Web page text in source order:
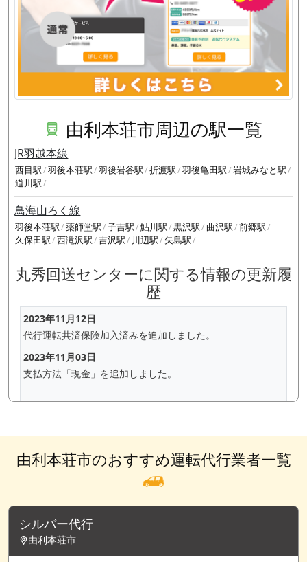
由利本荘市周辺の駅一覧
JR羽越本線
西目駅 羽後本荘駅 羽後岩谷駅 折渡駅 羽後亀田駅 岩城みなと駅
道川駅
鳥海山ろく線
羽後本荘駅 薬師堂駅 子吉駅 鮎川駅 黒沢駅 曲沢駅 前郷駅
久保田駅 西滝沢駅 吉沢駅 川辺駅 矢島駅
丸秀回送センターに関する情報の更新履
歴
2023年11月12日
代行運転共済保険加入済みを追加しました。
2023年11月03日
支払方法「現金」を追加しました。
由利本荘市のおすすめ運転代行業者一覧
シルバー代行
由利本荘市